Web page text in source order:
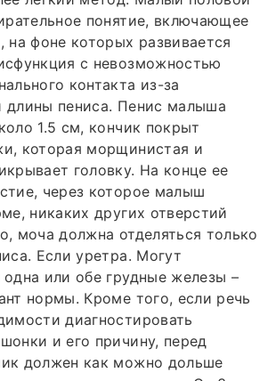
понятие, включающее
на фоне которых развивается
с невозможностью
контакта из-за
длины пениса. Пенис малыша
1.5 см, кончик покрыт
которая морщинистая и
головку. На конце ее
через которое малыш
никаких других отверстий
моча должна отделяться только
Если уретра. Могут
одна или обе грудные железы –
нормы. Кроме того, если речь
диагностировать
и его причину, перед
должен как можно дольше